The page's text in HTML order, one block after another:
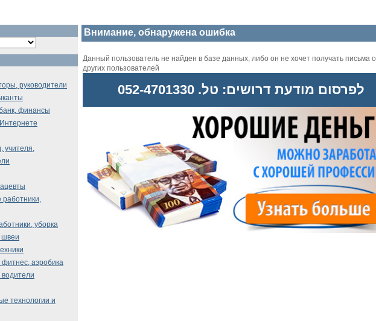
Внимание, обнаружена ошибка
Данный пользователь не найден в базе данных, либо он не хочет получать письма
других пользователей
לפרסום מודעת דרושים: טל. 052-4701330
руководители
финансы
учителя,
работники,
уборка
швеи
фитнес, аэробика
технологии и